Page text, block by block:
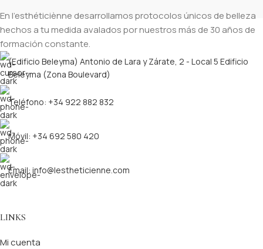
En l’esthéticiènne desarrollamos protocolos únicos de belleza
hechos a tu medida avalados por nuestros más de 30 años de
formación constante.
(Edificio Beleyma) Antonio de Lara y Zárate, 2 - Local 5 Edificio
Beleyma (Zona Boulevard)
Teléfono: +34 922 882 832
Móvil: +34 692 580 420
Email: info@lestheticienne.com
LINKS
Mi cuenta